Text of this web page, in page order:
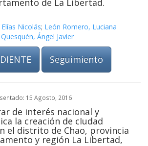
de La Libertad.
Nicolás; León Romero, Luciana
Ángel Javier
Seguimiento
15 Agosto, 2016
de interés nacional y
la creación de cIudad
el distrito de Chao, provincia
y región La Libertad,